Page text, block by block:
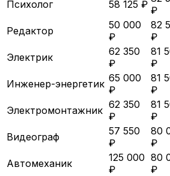
Психолог 58 125 ₽ ₽
Редактор
50 000
₽
82
₽
Электрик
62 350
₽
81
₽
Инженер-энергетик 65 000
₽
81
₽
Электромонтажник 62 350
₽
81
₽
Видеограф
57 550
₽
80
₽
Автомеханик
125 000
₽
80
₽